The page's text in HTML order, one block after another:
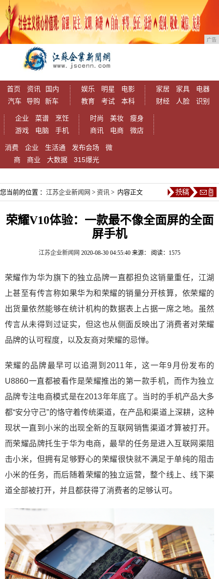
广告
首页 资讯
国内
汽车
导购 新车
娱乐 明星
电影
教育
考试 本科
家居 家具
电器
财经
人脸 识别
企业 菜谱
烹饪
游戏
电脑 手机
时尚 美妆
瘦身
商讯
电商 微店
消费 企业 生活通 发布会场
微
商
商业 大数据 315爆光
您当前的位置 ： 江苏企业新闻网 > 资讯 > 内容正文
荣耀V10体验：一款最不像全面屏的全面
屏手机
江苏企业新闻网 2020-08-30 04:55:40 来源： 阅读：1575
荣耀作为华为旗下的独立品牌一直都担负这销量重任，江湖
上甚至有传言称如果华为和荣耀的销量分开核算，依荣耀的
出货量依然能够在统计机构的数据表上占据一席之地。虽然
传言从未得到过证实，但这也从侧面反映出了消费者对荣耀
品牌的认可程度，以及友商对荣耀的忌惮。
荣耀的品牌最早可以追溯到2011年，这一年9月份发布的
U8860一直都被看作是荣耀推出的第一款手机，而作为独立
品牌专注电商模式是在2013年年底了。当时的手机产品大多
都“安分守己”的恪守着传统渠道，在产品和渠道上深耕，这种
现状一直到小米的出现全新的互联网销售渠道才算被打开。
而荣耀品牌托生于华为电商，最早的任务是进入互联网渠阻
击小米，但拥有足够野心的荣耀很快就不满足于单纯的阻击
小米的任务，而后随着荣耀的独立运营，整个线上、线下渠
道全部被打开，并且都获得了消费者的足够认可。